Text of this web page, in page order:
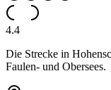
4.4
Die Strecke in
Faulen- und Obersees.